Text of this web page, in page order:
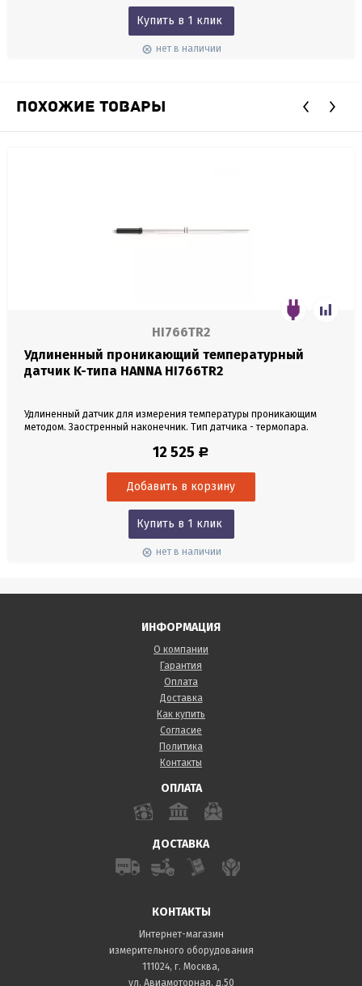
Купить в 1 клик
нет в наличии
ПОХОЖИЕ ТОВАРЫ
HI766TR2
Удлиненный проникающий температурный
датчик K-типа HANNA HI766TR2
Удлиненный датчик для измерения температуры проникающим
методом. Заостренный наконечник. Тип датчика - термопара.
Диапазон измерений от 0 до 250°C. Кабель 1 м. Разъем K-типа.
12 525 Р
Купить в 1 клик
нет в наличии
ИНФОРМАЦИЯ
О компании
Гарантия
Оплата
Доставка
Как купить
Согласие
Политика
Контакты
ОПЛАТА
ДОСТАВКА
КОНТАКТЫ
Интернет-магазин
измерительного оборудования
111024, г. Москва,
ул. Авиамоторная, д.50